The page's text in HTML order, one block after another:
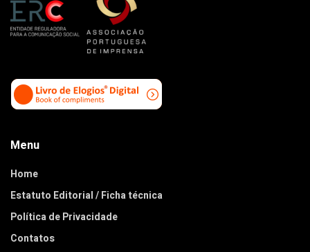
Menu
Home
Estatuto Editorial / Ficha técnica
Política de Privacidade
Contatos